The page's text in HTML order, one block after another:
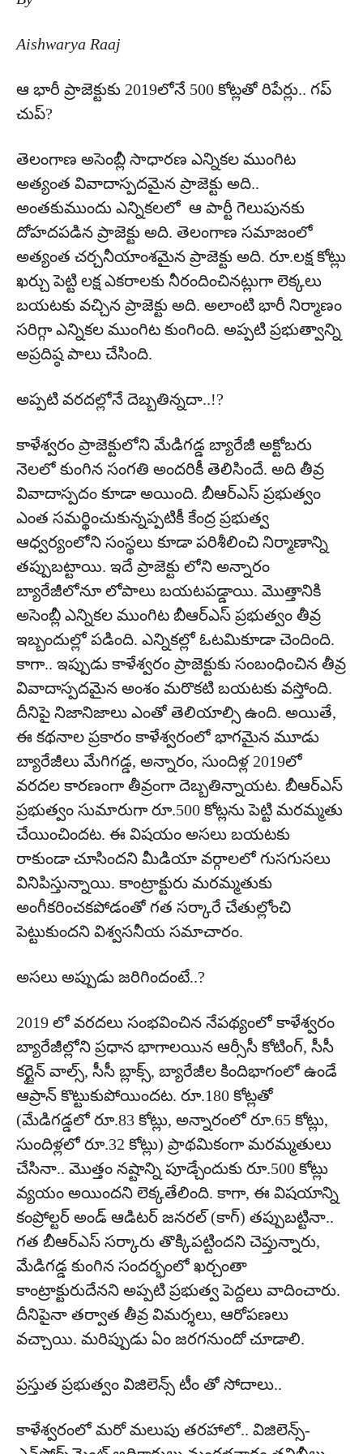
Aishwarya Raaj
ఆ భారీ ప్రాజెక్టుకు 2019లోనే 500 కోట్లతో రిపేర్లు.. గప్
చుప్?
తెలంగాణ అసెంబ్లీ సాధారణ ఎన్నికల ముంగిట
అత్యంత వివాదాస్పదమైన ప్రాజెక్టు అది..
అంతకుముందు ఎన్నికలలో ఆ పార్టీ గెలుపునకు
దోహదపడిన ప్రాజెక్టు అది. తెలంగాణ సమాజంలో
అత్యంత చర్చనీయాంశమైన ప్రాజెక్టు అది. రూ.లక్ష కోట్లు
ఖర్చు పెట్టి లక్ష ఎకరాలకు నీరందించినట్లుగా లెక్కలు
బయటకు వచ్చిన ప్రాజెక్టు అది. అలాంటి భారీ నిర్మాణం
సరిగ్గా ఎన్నికల ముంగిట కుంగింది. అప్పటి ప్రభుత్వాన్ని
అప్రదిష్ఠ పాలు చేసింది.
అప్పటి వరదల్లోనే దెబ్బతిన్నదా..!?
కాళేశ్వరం ప్రాజెక్టులోని మేడిగడ్డ బ్యారేజీ అక్టోబరు
నెలలో కుంగిన సంగతి అందరికీ తెలిసిందే. అది తీవ్ర
వివాదాస్పదం కూడా అయింది. బీఆర్ఎస్ ప్రభుత్వం
ఎంత సమర్థించుకున్నప్పటికీ కేంద్ర ప్రభుత్వ
ఆధ్వర్యంలోని సంస్థలు కూడా పరిశీలించి నిర్మాణాన్ని
తప్పుబట్టాయి. ఇదే ప్రాజెక్టు లోని అన్నారం
బ్యారేజీలోనూ లోపాలు బయటపడ్డాయి. మొత్తానికి
అసెంబ్లీ ఎన్నికల ముంగిట బీఆర్ఎస్ ప్రభుత్వం తీవ్ర
ఇబ్బందుల్లో పడింది. ఎన్నికల్లో ఓటమికూడా చెందింది.
కాగా.. ఇప్పుడు కాళేశ్వరం ప్రాజెక్టుకు సంబంధించిన తీవ్ర
వివాదాస్పదమైన అంశం మరొకటి బయటకు వస్తోంది.
దీనిపై నిజానిజాలు ఎంతో తెలియాల్సి ఉంది. అయితే,
ఈ కథనాల ప్రకారం కాళేశ్వరంలో భాగమైన మూడు
బ్యారేజీలు మేగిగడ్డ, అన్నారం, సుందిళ్ల 2019లో
వరదల కారణంగా తీవ్రంగా దెబ్బతిన్నాయట. బీఆర్ఎస్
ప్రభుత్వం సుమారుగా రూ.500 కోట్లను పెట్టి మరమ్మతు
చేయించిందట. ఈ విషయం అసలు బయటకు
రాకుండా చూసిందని మీడియా వర్గాలలో గుసగుసలు
వినిపిస్తున్నాయి. కాంట్రాక్టురు మరమ్మతుకు
అంగీకరించకపోడంతో గత సర్కారే చేతుల్లోంచి
పెట్టుకుందని విశ్వసనీయ సమాచారం.
అసలు అప్పుడు జరిగిందంటే..?
2019 లో వరదలు సంభవించిన నేపథ్యంలో కాళేశ్వరం
బ్యారేజీల్లోని ప్రధాన భాగాలయిన ఆర్సీసీ కోటింగ్, సీసీ
కర్టైన్ వాల్స్, సీసీ బ్లాక్స్, బ్యారేజీల కిందిభాగంలో ఉండే
ఆప్రాన్ కొట్టుకుపోయిందట. రూ.180 కోట్లతో
(మేడిగడ్డలో రూ.83 కోట్లు, అన్నారంలో రూ.65 కోట్లు,
సుందిళ్లలో రూ.32 కోట్లు) ప్రాథమికంగా మరమ్మతులు
చేసినా.. మొత్తం నష్టాన్ని పూడ్చేందుకు రూ.500 కోట్లు
వ్యయం అయిందని లెక్కతేలింది. కాగా, ఈ విషయాన్ని
కంప్రోల్టర్ అండ్ ఆడిటర్ జనరల్ (కాగ్) తప్పుబట్టినా..
గత బీఆర్ఎస్ సర్కారు తొక్కిపట్టిందని చెప్తున్నారు,
మేడిగడ్డ కుంగిన సందర్భంలో ఖర్చంతా
కాంట్రాక్టురుదేనని అప్పటి ప్రభుత్వ పెద్దలు వాదించారు.
దీనిపైనా తర్వాత తీవ్ర విమర్శలు, ఆరోపణలు
వచ్చాయి. మరిప్పుడు ఏం జరగనుందో చూడాలి.
ప్రస్తుత ప్రభుత్వం విజిలెన్స్ టీం తో సోదాలు..
కాళేశ్వరంలో మరో మలుపు తరహాలో.. విజిలెన్స్‌-